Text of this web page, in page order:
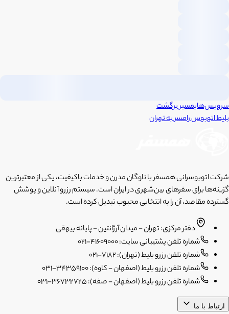
سرویس‌هایمسیر برگشت
بلیط اتوبوسرامسربهتهران
شرکت اتوبوسرانی همسفر با ناوگان مدرن و خدمات باکیفیت، یکی از معتبرترین
گزینه‌ها برای سفرهای بین‌شهری در ایران است. سیستم رزرو آنلاین و پوشش
گسترده مقاصد، آن را به انتخابی محبوب تبدیل کرده است.
دفتر مرکزی: تهران - میدان آرژانتین - پایانه بیهقی
شماره تلفن پشتیبانی سایت: 41609000-021
شماره تلفن رزرو بلیط (تهران): 7182-021
شماره تلفن رزرو بلیط (اصفهان - کاوه): 34359100-031
شماره تلفن رزرو بلیط (اصفهان - صفه): 36732725-031
ارتباط با ما